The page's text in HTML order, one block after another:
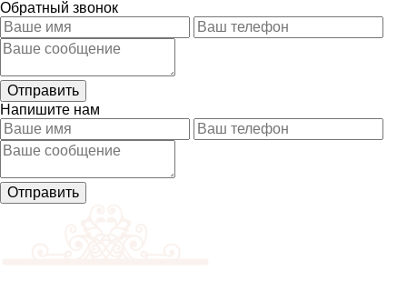
Обратный звонок
Напишите нам